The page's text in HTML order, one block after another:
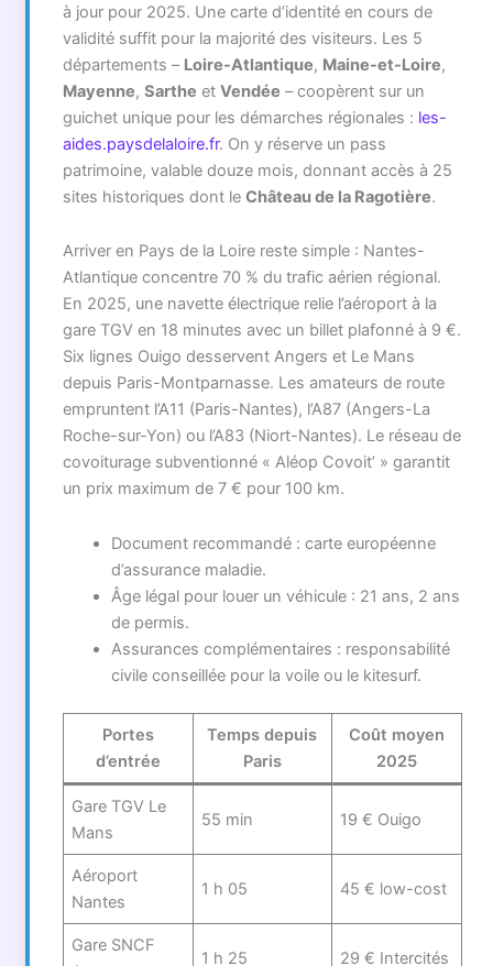
à jour pour 2025. Une carte d’identité en cours de
validité suffit pour la majorité des visiteurs. Les 5
départements – Loire-Atlantique, Maine-et-Loire,
Mayenne, Sarthe et Vendée – coopèrent sur un
guichet unique pour les démarches régionales : les-
aides.paysdelaloire.fr. On y réserve un pass
patrimoine, valable douze mois, donnant accès à 25
sites historiques dont le Château de la Ragotière.
Arriver en Pays de la Loire reste simple : Nantes-
Atlantique concentre 70 % du trafic aérien régional.
En 2025, une navette électrique relie l’aéroport à la
gare TGV en 18 minutes avec un billet plafonné à 9 €.
Six lignes Ouigo desservent Angers et Le Mans
depuis Paris-Montparnasse. Les amateurs de route
empruntent l’A11 (Paris-Nantes), l’A87 (Angers-La
Roche-sur-Yon) ou l’A83 (Niort-Nantes). Le réseau de
covoiturage subventionné « Aléop Covoit’ » garantit
un prix maximum de 7 € pour 100 km.
Document recommandé : carte européenne
d’assurance maladie.
Âge légal pour louer un véhicule : 21 ans, 2 ans
de permis.
Assurances complémentaires : responsabilité
civile conseillée pour la voile ou le kitesurf.
Portes
d’entrée
Temps depuis
Paris
Coût moyen
2025
Gare TGV Le
Mans
55 min 19 € Ouigo
Aéroport
Nantes
1 h 05 45 € low-cost
Gare SNCF
1 h 25 29 € Intercités